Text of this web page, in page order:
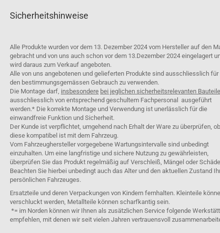
Sicherheitshinweise
Alle Produkte wurden vor dem 13. Dezember 2024 vom Hersteller auf den
gebracht und von uns auch schon vor dem 13.Dezember 2024 eingelagert
wird daraus zum Verkauf angeboten.
Alle von uns angebotenen und gelieferten Produkte sind ausschliesslich für
den bestimmungsgemässen Gebrauch zu verwenden.
Die Montage darf, insbesondere bei jeglichen sicherheitsrelevanten
ausschliesslich von entsprechend geschultem Fachpersonal ausgeführt
werden.* Die korrekte Montage und Verwendung ist unerlässlich für die
einwandfreie Funktion und Sicherheit.
Der Kunde ist verpflichtet, umgehend nach Erhalt der Ware zu überprüfen, ob
diese kompatibel ist mit dem Fahrzeug.
Vom Fahrzeughersteller vorgegebene Wartungsintervalle sind unbedingt
einzuhalten. Um eine langfristige und sichere Nutzung zu gewährleisten,
überprüfen Sie das Produkt regelmäßig auf Verschleiß, Mängel oder
Beachten Sie hierbei unbedingt auch das Alter und den aktuellen Zustand
persönlichen Fahrzeuges.
Ersatzteile und deren Verpackungen von Kindern fernhalten. Kleinteile
verschluckt werden, Metallteile können scharfkantig sein.
*= im Norden können wir Ihnen als zusätzlichen Service folgende
empfehlen, mit denen wir seit vielen Jahren vertrauensvoll